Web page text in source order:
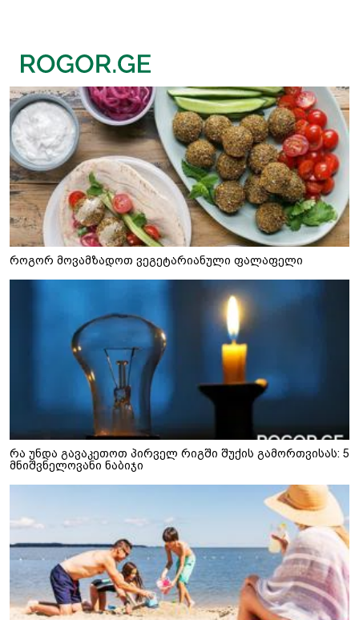
როგორ მოვამზადოთ ვეგეტარიანული ფალაფელი
რა უნდა გავაკეთოთ პირველ რიგში შუქის გამორთვისას: 5
მნიშვნელოვანი ნაბიჯი